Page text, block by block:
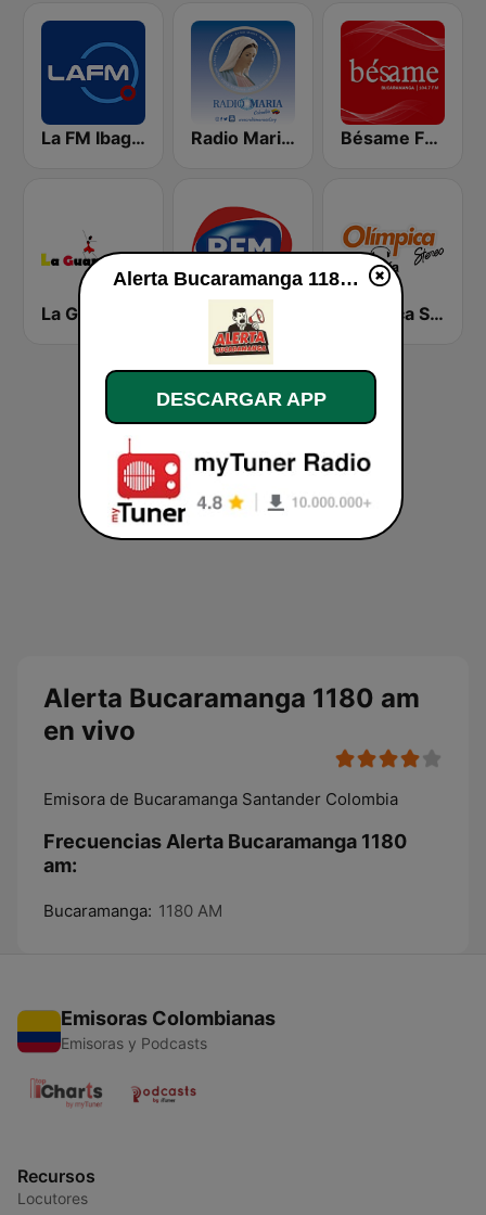
La FM Ibagué Radio Maria Colombia Bésame FM Bucaramanga
Olímpica Stereo Montería 90.5 FM
Alerta Bucaramanga 1180 am
en vivo
Emisora de Bucaramanga Santander Colombia
Frecuencias Alerta Bucaramanga 1180
am:
Bucaramanga: 1180 AM
Emisoras Colombianas
Emisoras y Podcasts
Recursos
Locutores
Alerta Bucaramanga 1180 am en vivo
DESCARGAR APP